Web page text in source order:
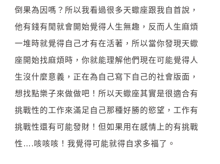
倒果為因嗎？所以我看過很多天蠍座跟我自首說，
他有錢有閒就會開始覺得人生無趣，反而人生麻煩
一堆時就覺得自己才有在活著，所以當你發現天蠍
座開始找麻煩時，你就能理解他們現在可能覺得人
生沒什麼意義，正在為自己寫下自己的社會版面，
想找點樂子來做做吧！所以天蠍座其實是很適合有
挑戰性的工作來滿足自己那種好勝的慾望，工作有
挑戰性還有可能發財！但如果用在感情上的有挑戰
性….咳咳咳！我覺得可能就得自求多福了。